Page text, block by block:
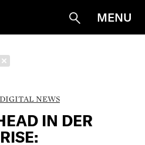
Suche
MENU
NEWS
IN DER